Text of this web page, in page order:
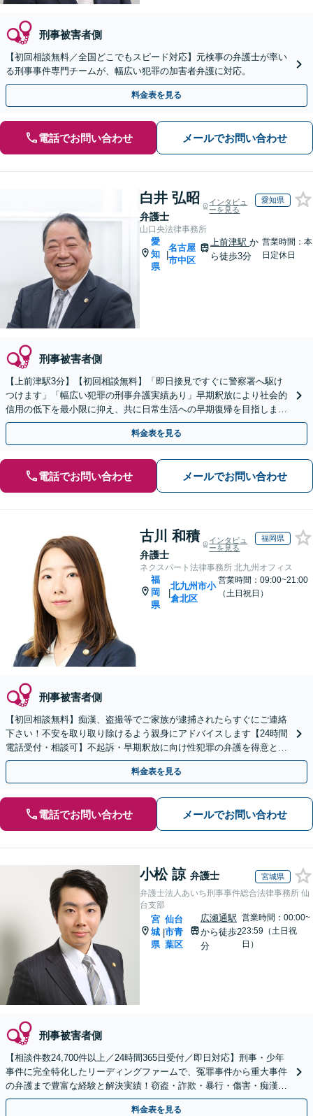
刑事被害者側
【初回相談無料／全国どこでもスピード対応】元検事の弁護士が率い
る刑事事件専門チームが、幅広い犯罪の加害者弁護に対応。
料金表を見る
電話でお問い合わせ メールでお問い合わせ
白井 弘昭
弁護士
インタビュ
ーを見る
愛知県
山口央法律事務所
愛
知
県
|
名古屋
市中区
上前津駅か
ら徒歩3分
営業時間：本
日定休日
刑事被害者側
【上前津駅3分】【初回相談無料】「即日接見ですぐに警察署へ駆け
つけます」「幅広い犯罪の刑事弁護実績あり」早期釈放により社会的
信用の低下を最小限に抑え、共に日常生活への早期復帰を目指しまし
ょう「被害者からのご相談にも対応」【休日・夜間相談可】
料金表を見る
電話でお問い合わせ メールでお問い合わせ
古川 和積
弁護士
インタビュ
ーを見る
福岡県
ネクスパート法律事務所 北九州オフィス
福
岡
県
|
北九州市小
倉北区
営業時間：09:00~21:00
（土日祝日）
刑事被害者側
【初回相談無料】痴漢、盗撮等でご家族が逮捕されたらすぐにご連絡
下さい！不安を取り取り除けるよう親身にアドバイスします【24時間
電話受付・相談可】不起訴・早期釈放に向け性犯罪の弁護を得意とす
る経験豊富な弁護士がスピード対応！【最短即日対応可】
料金表を見る
電話でお問い合わせ メールでお問い合わせ
小松 諒 弁護士 宮城県
弁護士法人あいち刑事事件総合法律事務所 仙
台支部
宮
城
県
|
仙台
市青
葉区
広瀬通駅
から徒歩2
分
営業時間：00:00~
23:59（土日祝
日）
刑事被害者側
【相談件数24,700件以上／24時間365日受付／即日対応】刑事・少年
事件に完全特化したリーディングファームで、冤罪事件から重大事件
の弁護まで豊富な経験と解決実績！窃盗・詐欺・暴行・傷害・痴漢・
盗撮・薬物犯罪など幅広い分野に対応可能です！
料金表を見る